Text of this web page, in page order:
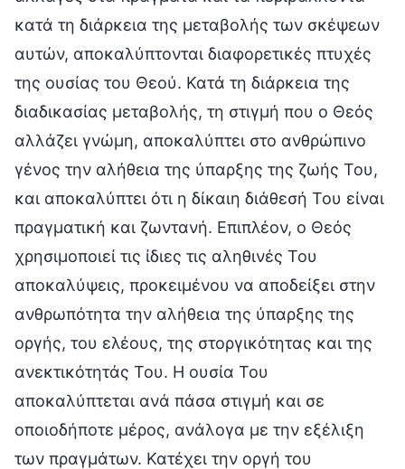
κατά τη διάρκεια της μεταβολής των σκέψεων
αυτών, αποκαλύπτονται διαφορετικές πτυχές
της ουσίας του Θεού. Κατά τη διάρκεια της
διαδικασίας μεταβολής, τη στιγμή που ο Θεός
αλλάζει γνώμη, αποκαλύπτει στο ανθρώπινο
γένος την αλήθεια της ύπαρξης της ζωής Του,
και αποκαλύπτει ότι η δίκαιη διάθεσή Του είναι
πραγματική και ζωντανή. Επιπλέον, ο Θεός
χρησιμοποιεί τις ίδιες τις αληθινές Του
αποκαλύψεις, προκειμένου να αποδείξει στην
ανθρωπότητα την αλήθεια της ύπαρξης της
οργής, του ελέους, της στοργικότητας και της
ανεκτικότητάς Του. Η ουσία Του
αποκαλύπτεται ανά πάσα στιγμή και σε
οποιοδήποτε μέρος, ανάλογα με την εξέλιξη
των πραγμάτων. Κατέχει την οργή του